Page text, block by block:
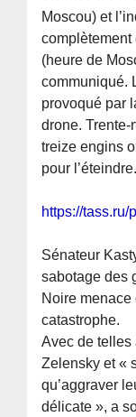
Moscou) et
complètement
(heure de
communiqué.
provoqué par
drone. Trente-
treize engins
pour l’éteindre.
https://
Sénateur
sabotage des
Noire
catastrophe.
Avec de telles
Zelensky et «
qu’aggraver
délicate », a